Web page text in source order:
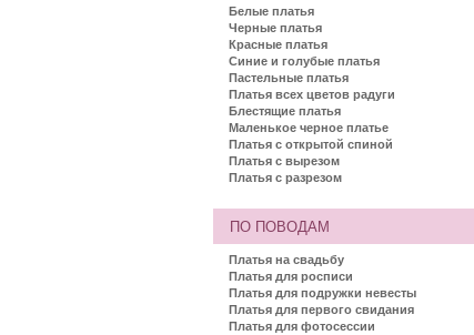
Белые платья
Черные платья
Красные платья
Синие и голубые платья
Пастельные платья
Платья всех цветов радуги
Блестящие платья
Маленькое черное платье
Платья с открытой спиной
Платья с вырезом
Платья с разрезом
ПО ПОВОДАМ
Платья на свадьбу
Платья для росписи
Платья для подружки невесты
Платья для первого свидания
Платья для фотосессии